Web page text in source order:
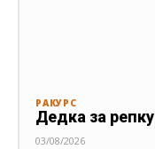
РАКУРС
Дедка за репку
03/08/2026